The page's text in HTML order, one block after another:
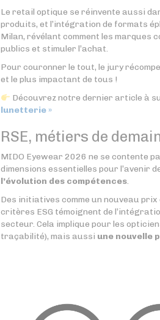
Le retail optique se réinvente aussi
produits, et l’intégration de formats
Milan, révélant comment les marques
publics et stimuler l’achat.
Pour couronner le tout, le jury
et le plus impactant de tous !
Découvrez notre dernier article à
lunetterie »
RSE, métiers de
MIDO Eyewear 2026 ne se contente
dimensions essentielles pour l’avenir
l’évolution des compétences.
Des initiatives comme un nouveau prix
critères ESG témoignent de
secteur. Cela implique pour les
traçabilité), mais aussi une nouvelle